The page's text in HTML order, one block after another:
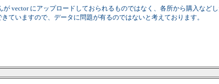
vector にアップロードしておられるものではなく、各所から購入など
ていますので、データに問題が有るのではないと考えております。